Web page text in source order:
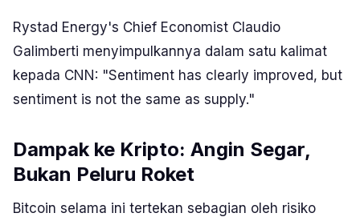
Rystad Energy's Chief Economist Claudio
Galimberti menyimpulkannya dalam satu kalimat
kepada CNN: "Sentiment has clearly improved, but
sentiment is not the same as supply."
Dampak ke Kripto: Angin Segar,
Bukan Peluru Roket
Bitcoin selama ini tertekan sebagian oleh risiko